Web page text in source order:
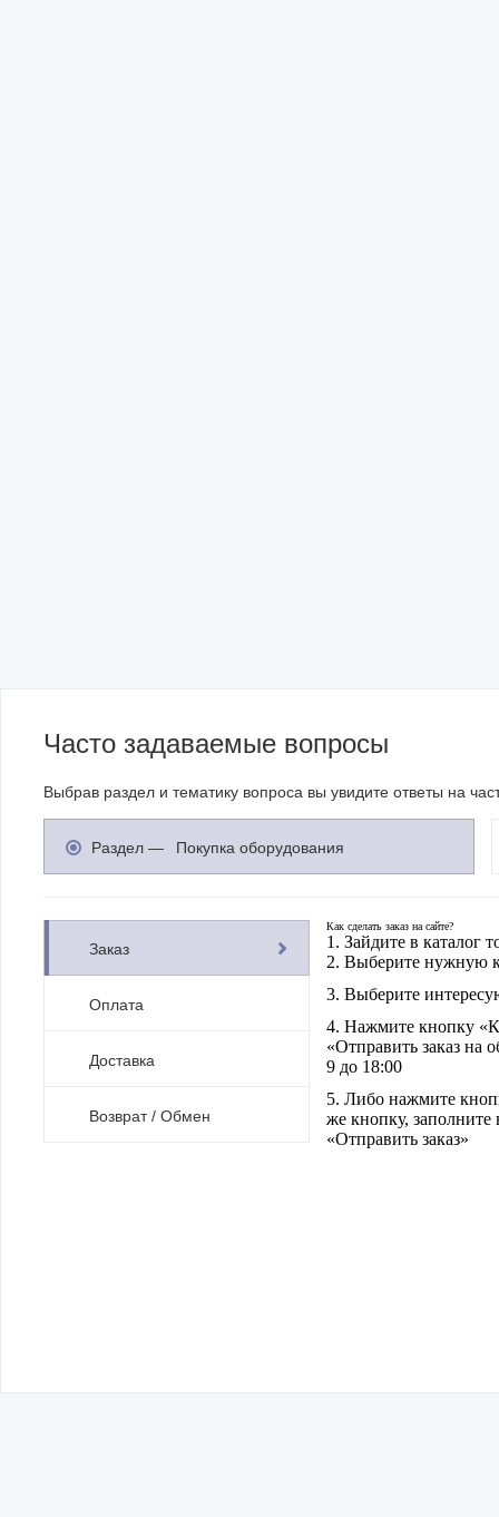
Часто задаваемые вопросы
Выбрав раздел и тематику вопроса вы увидите ответы на
Раздел — Покупка оборудования
Заказ
Оплата
Доставка
Возврат / Обмен
Как сделать заказ на сайте?
1. Зайдите в каталог
2. Выберите нужную
3. Выберите
4. Нажмите кнопку
«Отправить заказ на
9 до 18:00
5. Либо нажмите
же кнопку,
«Отправить заказ»